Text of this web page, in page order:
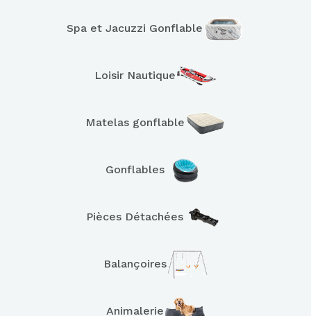
Spa et Jacuzzi Gonflable
Loisir Nautique
Matelas gonflable
Gonflables
Pièces Détachées
Balançoires
Animalerie